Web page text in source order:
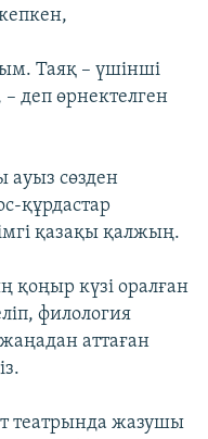
Таяқ – үшінші
деп өрнектелген
ауыз сөзден
құрдастар
қазақы қалжың.
қоңыр күзі оралған
филология
аттаған
театрында жазушы